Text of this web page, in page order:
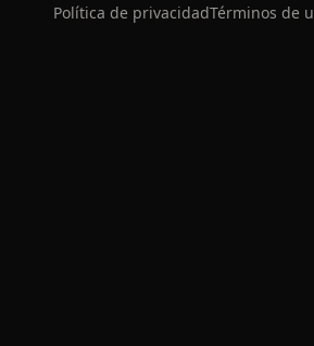
Política de privacidadTérminos de